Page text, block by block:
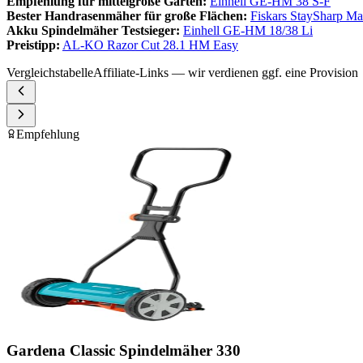
Bester Handrasenmäher für große Flächen: Fiskars StaySharp
Akku Spindelmäher Testsieger: Einhell GE-HM 18/38 Li
Preistipp: AL-KO Razor Cut 28.1 HM Easy
VergleichstabelleAffiliate-Links — wir verdienen ggf. eine Provision
Empfehlung
Gardena Classic Spindelmäher 330